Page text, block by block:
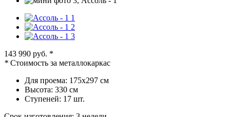
143 990 руб. *
* Стоимость за металлокаркас
Для проема: 175х297 см
Высота: 330 см
Ступеней: 17 шт.